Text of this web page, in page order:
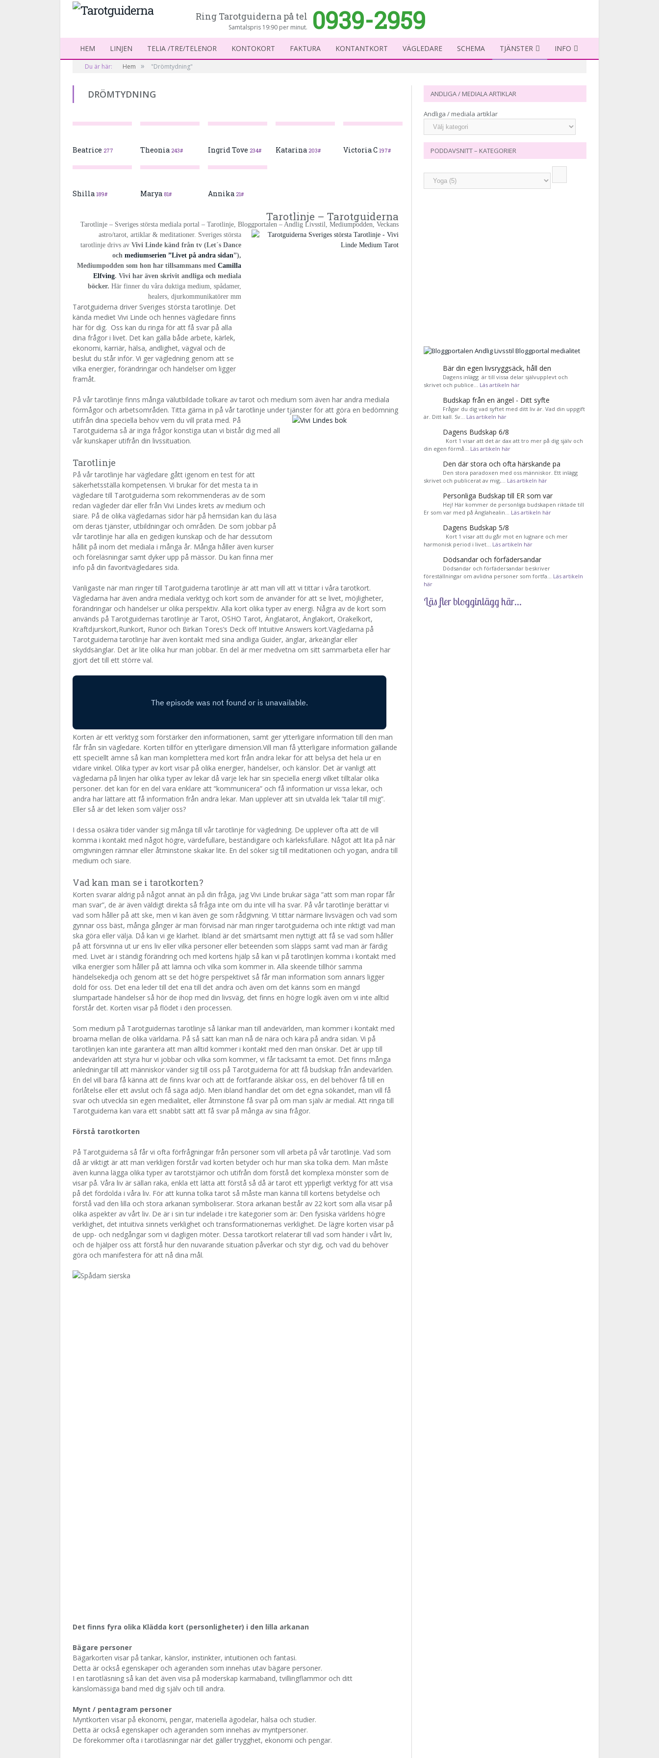
Ring Tarotguiderna på tel
Samtalspris 19:90 per minut. 0939-2959
HEM LINJEN TELIA /TRE/TELENOR KONTOKORT FAKTURA KONTANTKORT VÄGLEDARE SCHEMA TJÄNSTER INFO
Du är här: Hem » "Drömtydning"
DRÖMTYDNING
Beatrice 277 Theonia 243# Ingrid Tove 234# Katarina 203# Victoria C197#
Shilla 189# Marya 81# Annika 21#
Tarotlinje – Tarotguiderna
Tarotlinje – Sveriges största mediala portal – Tarotlinje, Bloggportalen – Andlig Livsstil, Mediumpodden, Veckans
astro/tarot, artiklar & meditationer. Sveriges största
tarotlinje drivs avVivi Linde känd från tv (Let´s Dance
ochmediumserien ”Livet på andra sidan”),
Mediumpodden som hon har tillsammans medCamilla
Elfving. Vivi har även skrivit andliga och mediala
böcker.Här finner du våra duktiga medium, spådamer,
healers, djurkommunikatörer mm
Tarotguiderna driver Sveriges största tarotlinje. Det
kända mediet Vivi Linde och hennes vägledare finns
här för dig. Oss kan du ringa för att få svar på alla
dina frågor i livet. Det kan gälla både arbete, kärlek,
ekonomi, karriär, hälsa, andlighet, vägval och de
beslut du står inför. Vi ger vägledning genom att se
vilka energier, förändringar och händelser om ligger
framåt.
På vår tarotlinje finns många välutbildade tolkare av tarot och medium som även har andra mediala
förmågor och arbetsområden. Titta gärna in på vår tarotlinje under tjänster för att göra en bedömning
utifrån dina speciella behov vem du vill prata med. På
Tarotguiderna så är inga frågor konstiga utan vi bistår dig med all
vår kunskaper utifrån din livssituation.
Tarotlinje
På vår tarotlinje har vägledare gått igenom en test för att
säkerhetsställa kompetensen. Vi brukar för det mesta ta in
vägledare till Tarotguiderna som rekommenderas av de som
redan vägleder där eller från Vivi Lindes krets av medium och
siare. På de olika vägledarnas sidor här på hemsidan kan du läsa
om deras tjänster, utbildningar och områden. De som jobbar på
vår tarotlinje har alla en gedigen kunskap och de har dessutom
hållit på inom det mediala i många år. Många håller även kurser
och föreläsningar samt dyker upp på mässor. Du kan finna mer
info på din favoritvägledares sida.
Vanligaste när man ringer till Tarotguiderna tarotlinje är att man vill att vi tittar i våra tarotkort.
Vägledarna har även andra mediala verktyg och kort som de använder för att se livet, möjligheter,
förändringar och händelser ur olika perspektiv. Alla kort olika typer av energi. Några av de kort som
används på Tarotguidernas tarotlinje är Tarot, OSHO Tarot, Änglatarot, Änglakort, Orakelkort,
Kraftdjurskort,Runkort, Runor och Birkan Tores’s Deck off Intuitive Answers kort.Vägledarna på
Tarotguiderna tarotlinje har även kontakt med sina andliga Guider, änglar, ärkeänglar eller
skyddsänglar. Det är lite olika hur man jobbar. En del är mer medvetna om sitt sammarbeta eller har
gjort det till ett större val.
Korten är ett verktyg som förstärker den informationen, samt ger ytterligare information till den man
får från sin vägledare. Korten tillför en ytterligare dimension.Vill man få ytterligare information gällande
ett speciellt ämne så kan man komplettera med kort från andra lekar för att belysa det hela ur en
vidare vinkel. Olika typer av kort visar på olika energier, händelser, och känslor. Det är vanligt att
vägledarna på linjen har olika typer av lekar då varje lek har sin speciella energi vilket tilltalar olika
personer. det kan för en del vara enklare att ”kommunicera” och få information ur vissa lekar, och
andra har lättare att få information från andra lekar. Man upplever att sin utvalda lek ”talar till mig”.
Eller så är det leken som väljer oss?
I dessa osäkra tider vänder sig många till vår tarotlinje för vägledning. De upplever ofta att de vill
komma i kontakt med något högre, värdefullare, beständigare och kärleksfullare. Något att lita på när
omgivningen rämnar eller åtminstone skakar lite. En del söker sig till meditationen och yogan, andra till
medium och siare.
Vad kan man se i tarotkorten?
Korten svarar aldrig på något annat än på din fråga, jag Vivi Linde brukar säga ”att som man ropar får
man svar”, de är även väldigt direkta så fråga inte om du inte vill ha svar. På vår tarotlinje berättar vi
vad som håller på att ske, men vi kan även ge som rådgivning. Vi tittar närmare livsvägen och vad som
gynnar oss bäst, många gånger är man förvisad när man ringer tarotguiderna och inte riktigt vad man
ska göra eller välja. Då kan vi ge klarhet. Ibland är det smärtsamt men nyttigt att få se vad som håller
på att försvinna ut ur ens liv eller vilka personer eller beteenden som släpps samt vad man är färdig
med. Livet är i ständig förändring och med kortens hjälp så kan vi på tarotlinjen komma i kontakt med
vilka energier som håller på att lämna och vilka som kommer in. Alla skeende tillhör samma
händelsekedja och genom att se det högre perspektivet så får man information som annars ligger
dold för oss. Det ena leder till det ena till det andra och även om det känns som en mängd
slumpartade händelser så hör de ihop med din livsväg, det finns en högre logik även om vi inte alltid
förstår det. Korten visar på flödet i den processen.
Som medium på Tarotguidernas tarotlinje så länkar man till andevärlden, man kommer i kontakt med
broarna mellan de olika världarna. På så sätt kan man nå de nära och kära på andra sidan. Vi på
tarotlinjen kan inte garantera att man alltid kommer i kontakt med den man önskar. Det är upp till
andevärlden att styra hur vi jobbar och vilka som kommer, vi får tacksamt ta emot. Det finns många
anledningar till att människor vänder sig till oss på Tarotguiderna för att få budskap från andevärlden.
En del vill bara få känna att de finns kvar och att de fortfarande älskar oss, en del behöver få till en
förlåtelse eller ett avslut och få säga adjö. Men ibland handlar det om det egna sökandet, man vill få
svar och utveckla sin egen medialitet, eller åtminstone få svar på om man själv är medial. Att ringa till
Tarotguiderna kan vara ett snabbt sätt att få svar på många av sina frågor.
Förstå tarotkorten
På Tarotguiderna så får vi ofta förfrågningar från personer som vill arbeta på vår tarotlinje. Vad som
då är viktigt är att man verkligen förstår vad korten betyder och hur man ska tolka dem. Man måste
även kunna lägga olika typer av tarotstjärnor och utifrån dom förstå det komplexa mönster som de
visar på. Våra liv är sällan raka, enkla ett lätta att förstå så då är tarot ett ypperligt verktyg för att visa
på det fördolda i våra liv. För att kunna tolka tarot så måste man känna till kortens betydelse och
förstå vad den lilla och stora arkanan symboliserar. Stora arkanan består av 22 kort som alla visar på
olika aspekter av vårt liv. De är i sin tur indelade i tre kategorier som är: Den fysiska världens högre
verklighet, det intuitiva sinnets verklighet och transformationernas verklighet. De lägre korten visar på
de upp- och nedgångar som vi dagligen möter. Dessa tarotkort relaterar till vad som händer i vårt liv,
och de hjälper oss att förstå hur den nuvarande situation påverkar och styr dig, och vad du behöver
göra och manifestera för att nå dina mål.
Det finns fyra olika Klädda kort (personligheter) i den lilla arkanan
Bägare personer
Bägarkorten visar på tankar, känslor, instinkter, intuitionen och fantasi.
Detta är också egenskaper och ageranden som innehas utav bägare personer.
I en tarotläsning så kan det även visa på moderskap karmaband, tvillingflammor och ditt
känslomässiga band med dig själv och till andra.
Mynt / pentagram personer
Myntkorten visar på ekonomi, pengar, materiella ägodelar, hälsa och studier.
Detta är också egenskaper och ageranden som innehas av myntpersoner.
De förekommer ofta i tarotläsningar när det gäller trygghet, ekonomi och pengar.
ANDLIGA / MEDIALA ARTIKLAR
Andliga / mediala artiklar
PODDAVSNITT – KATEGORIER
Bär din egen livsryggsäck, håll den
Dagens inlägg är till vissa delar självupplevt och
skrivet och publice… Läs artikeln här
Budskap från en ängel - Ditt syfte
Frågar du dig vad syftet med ditt liv är. Vad din uppgift
är. Ditt kall. Sv… Läs artikeln här
Dagens Budskap 6/8
Kort 1 visar att det är dax att tro mer på dig själv och
din egen förmå… Läs artikeln här
Den där stora och ofta härskande pa
Den stora paradoxen med oss människor. Ett inlägg
skrivet och publicerat av mig,… Läs artikeln här
Personliga Budskap till ER som var
Hej! Här kommer de personliga budskapen riktade till
Er som var med på Änglahealin… Läs artikeln här
Dagens Budskap 5/8
Kort 1 visar att du går mot en lugnare och mer
harmonisk period i livet… Läs artikeln här
Dödsandar och förfädersandar
Dödsandar och förfädersandar beskriver
föreställningar om avlidna personer som fortfa… Läs artikeln
här
Läs fler blogginlägg här...